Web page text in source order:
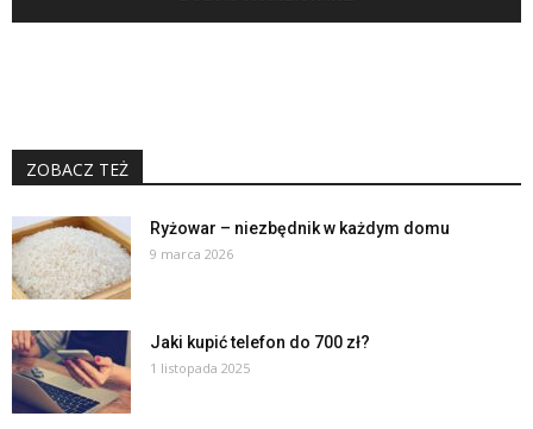
ZOBACZ TEŻ
Ryżowar – niezbędnik w każdym domu
9 marca 2026
Jaki kupić telefon do 700 zł?
1 listopada 2025